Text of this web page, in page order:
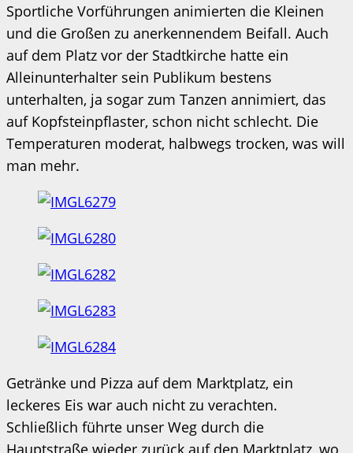
Sportliche Vorführungen animierten die Kleinen
und die Großen zu anerkennendem Beifall. Auch
auf dem Platz vor der Stadtkirche hatte ein
Alleinunterhalter sein Publikum bestens
unterhalten, ja sogar zum Tanzen annimiert, das
auf Kopfsteinpflaster, schon nicht schlecht. Die
Temperaturen moderat, halbwegs trocken, was will
man mehr.
Getränke und Pizza auf dem Marktplatz, ein
leckeres Eis war auch nicht zu verachten.
Schließlich führte unser Weg durch die
Hauptstraße wieder zurück auf den Marktplatz, wo